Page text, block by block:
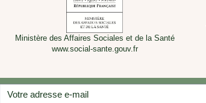
Ministère des Affaires Sociales et de la Santé
www.social-sante.gouv.fr